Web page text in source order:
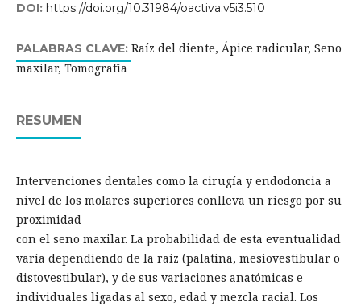
DOI: https://doi.org/10.31984/oactiva.v5i3.510
PALABRAS CLAVE: Raíz del diente, Ápice radicular, Seno
maxilar, Tomografía
RESUMEN
Intervenciones dentales como la cirugía y endodoncia a
nivel de los molares superiores conlleva un riesgo por su
proximidad
con el seno maxilar. La probabilidad de esta eventualidad
varía dependiendo de la raíz (palatina, mesiovestibular o
distovestibular), y de sus variaciones anatómicas e
individuales ligadas al sexo, edad y mezcla racial. Los